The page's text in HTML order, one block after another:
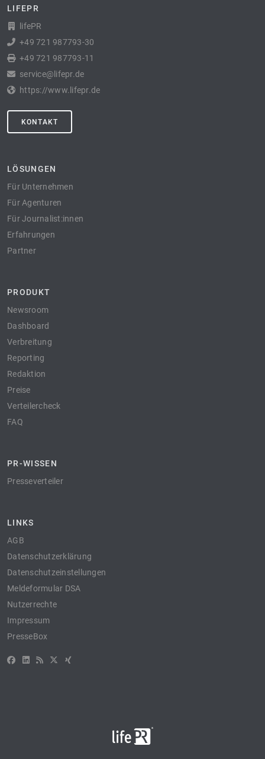
LIFEPR
lifePR
+49 721 987793-30
+49 721 987793-11
service@lifepr.de
https://www.lifepr.de
KONTAKT
LÖSUNGEN
Für Unternehmen
Für Agenturen
Für Journalist:innen
Erfahrungen
Partner
PRODUKT
Newsroom
Dashboard
Verbreitung
Reporting
Redaktion
Preise
Verteilercheck
FAQ
PR-WISSEN
Presseverteiler
LINKS
AGB
Datenschutzerklärung
Datenschutzeinstellungen
Meldeformular DSA
Nutzerrechte
Impressum
PresseBox